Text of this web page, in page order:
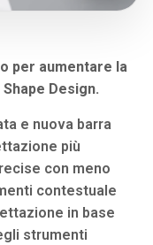
per aumentare la
Design.
e nuova barra
più
con meno
contestuale
in base
strumenti